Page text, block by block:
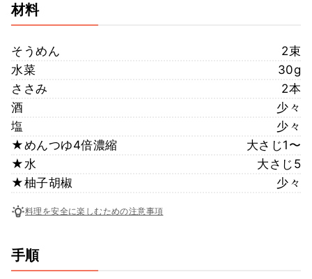
材料
そうめん
2束
水菜
30g
ささみ
2本
酒
少々
塩
少々
★めんつゆ4倍濃縮
大さじ1〜
★水
大さじ5
★柚子胡椒
少々
料理を安全に楽しむための注意事項
手順